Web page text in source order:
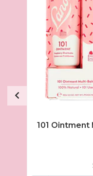
101 Ointment